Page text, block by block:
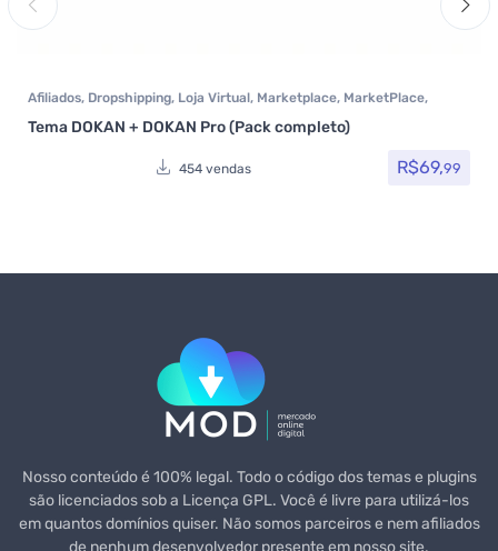
Afiliados, Dropshipping, Loja Virtual, Marketplace, MarketPlace,
Plugins, Plugins Wocoomerce Todos os itens
Tema DOKAN + DOKAN Pro (Pack completo)
454 vendas R$69,99
Nosso conteúdo é 100% legal. Todo o código dos temas e plugins
são licenciados sob a Licença GPL. Você é livre para utilizá-los
em quantos domínios quiser. Não somos parceiros e nem afiliados
de nenhum desenvolvedor presente em nosso site.